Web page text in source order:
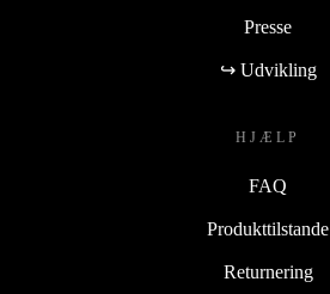
Presse
↪ Udvikling
HJÆLP
FAQ
Produkttilstande
Returnering